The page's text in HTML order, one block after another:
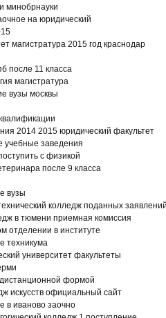
минобрнауки
на юридический
магистратура 2015 год краснодар
после 11 класса
магистратура
вузы москвы
2014 2015 юридический факультет
учебные заведения
с физикой
после 9 класса
вузы
колледж поданных
в тюмени приемная комиссия
отделении в институте
техникума
университет факультеты
формой
искусств официальный сайт
в иваново заочно